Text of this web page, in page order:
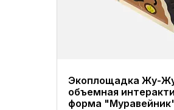
Экоплощадка Жу-
объемная
форма